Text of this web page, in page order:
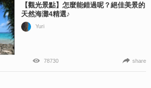
【觀光景點】怎麼能錯過呢？絕佳美景的
天然海灘4精選♪
Yuri
78730 share